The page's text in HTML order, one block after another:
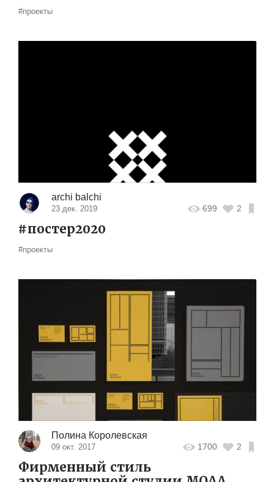
#проекты
archi balchi
23 дек. 2019 699 2
#постер2020
#проекты
Полина Королевская
09 окт. 2017 1700 2
Фирменный стиль